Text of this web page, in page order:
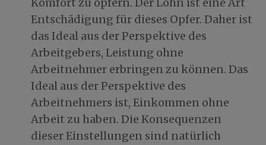
Komfort zu opfern. Der Lohn ist eine Art
Entschädigung für dieses Opfer. Daher ist
das Ideal aus der Perspektive des
Arbeitgebers, Leistung ohne
Arbeitnehmer erbringen zu können. Das
Ideal aus der Perspektive des
Arbeitnehmers ist, Einkommen ohne
Arbeit zu haben. Die Konsequenzen
dieser Einstellungen sind natürlich